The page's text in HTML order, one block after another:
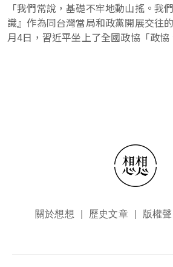
「我們常說，基礎不牢地動山搖。我
識』作為同台灣當局和政黨開展交
月4日，習近平坐上了全國政協「政協
頁尾選單關於想想 歷史文章 版權